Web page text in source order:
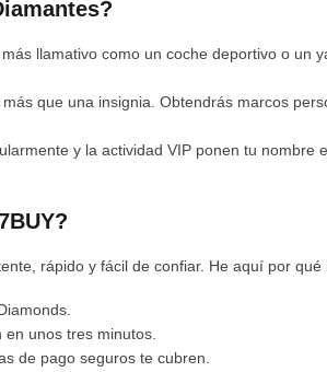
llamativo como un coche deportivo o
que una insignia. Obtendrás marcos
y la actividad VIP ponen tu
rápido y fácil de confiar. He aquí por
unos tres minutos.
de pago seguros te cubren.